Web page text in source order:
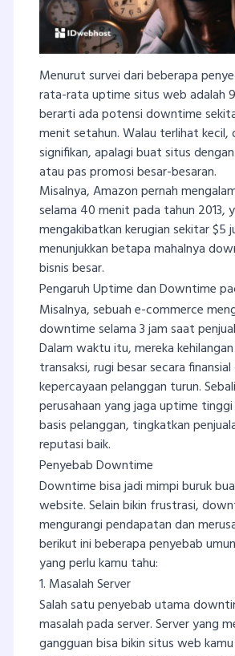
Menurut survei dari beberapa
rata-rata uptime situs web adalah
berarti ada potensi downtime
menit setahun. Walau terlihat kecil,
signifikan, apalagi buat situs
atau pas promosi besar-besaran.
Misalnya, Amazon pernah
selama 40 menit pada tahun 2013,
mengakibatkan kerugian sekitar $5
menunjukkan betapa mahalnya
bisnis besar.
Pengaruh Uptime dan Downtime
Misalnya, sebuah e-commerce
downtime selama 3 jam saat
Dalam waktu itu, mereka
transaksi, rugi besar secara finansial
kepercayaan pelanggan turun.
perusahaan yang jaga uptime
basis pelanggan, tingkatkan
reputasi baik.
Penyebab Downtime
Downtime bisa jadi mimpi buruk
website. Selain bikin frustrasi,
mengurangi pendapatan dan
berikut ini beberapa penyebab
yang perlu kamu tahu:
1. Masalah Server
Salah satu penyebab utama
masalah pada server. Server yang
gangguan bisa bikin situs web